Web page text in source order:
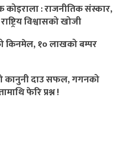
कोइराला : राजनीतिक संस्कार,
विश्वासको खोजी
किनमेल, १० लाखको बम्पर
कानुनी दाउ सफल, गगनको
फेरि प्रश्न !